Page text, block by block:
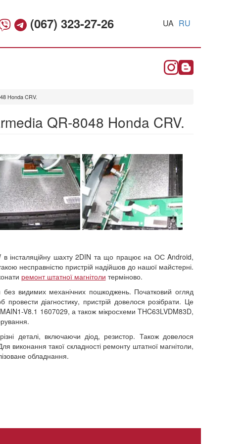
(067) 323-27-26 UA RU
Honda CRV.
QR-8048 Honda CRV.
в інсталяційну шахту 2DIN та що працює на ОС Android,
несправністю пристрій надійшов до нашої майстерні.
ремонт штатної магнітоли терміново.
видимих ​​механічних пошкоджень. Початковий огляд
діагностику, пристрій довелося розібрати. Це
V8.1 1607029, а також мікросхеми THC63LVDM83D,
деталі, включаючи діод, резистор. Також довелося
виконання такої складності ремонту штатної магнітоли,
обладнання.